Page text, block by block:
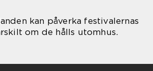
kan påverka festivalernas
om de hålls utomhus.